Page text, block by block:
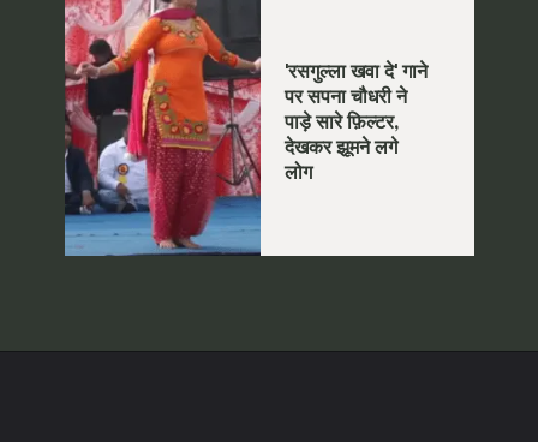
'रसगुल्ला खवा दे' गाने
पर सपना चौधरी ने
पाड़े सारे फ़िल्टर,
देखकर झूमने लगे
लोग